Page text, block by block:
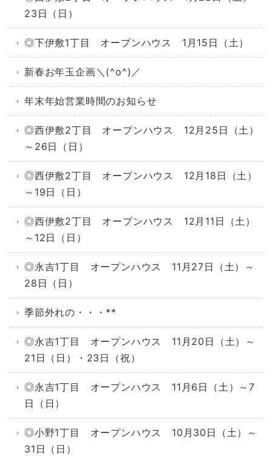
23日（日）
◎下伊敷1丁目 オープンハウス 1月15日（土）
新春お年玉企画＼(^o^)／
年末年始営業時間のお知らせ
◎西伊敷2丁目 オープンハウス 12月25日（土）
～26日（日）
◎西伊敷2丁目 オープンハウス 12月18日（土）
～19日（日）
◎西伊敷2丁目 オープンハウス 12月11日（土）
～12日（日）
◎永吉1丁目 オープンハウス 11月27日（土）～
28日（日）
季節外れの・・・**
◎永吉1丁目 オープンハウス 11月20日（土）～
21日（日）・23日（祝）
◎永吉1丁目 オープンハウス 11月6日（土）～7
日（日）
◎小野1丁目 オープンハウス 10月30日（土）～
31日（日）